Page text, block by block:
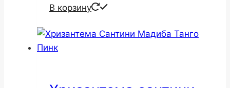
В корзину